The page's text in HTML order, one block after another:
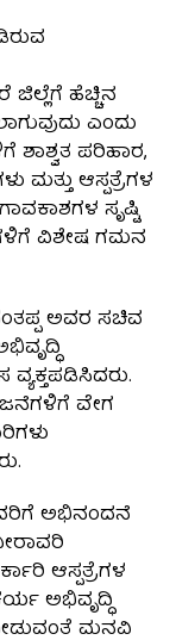
ಜಿಲ್ಲೆಗೆ ಹೆಚ್ಚಿನ
ಎಂದು
ಶಾಶ್ವತ ಪರಿಹಾರ,
ಆಸ್ಪತ್ರೆಗಳ
ಸೃಷ್ಟಿ
ವಿಶೇಷ ಗಮನ
ಅವರ ಸಚಿವ
ವೇಗ
ಅಭಿನಂದನೆ
ಆಸ್ಪತ್ರೆಗಳ
ಅಭಿವೃದ್ಧಿ
ಮನವಿ